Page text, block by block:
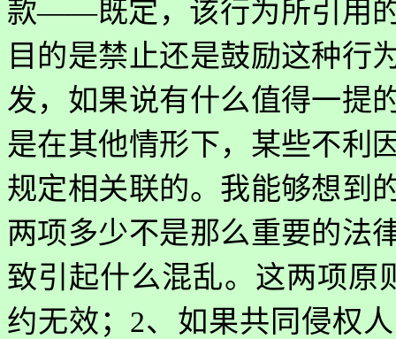
款——既定，该行为所引用
目的是禁止还是鼓励这种行
发，如果说有什么值得一提
是在其他情形下，某些不利
规定相关联的。我能够想到
两项多少不是那么重要的法
致引起什么混乱。这两项原
约无效； 2、如果共同侵权